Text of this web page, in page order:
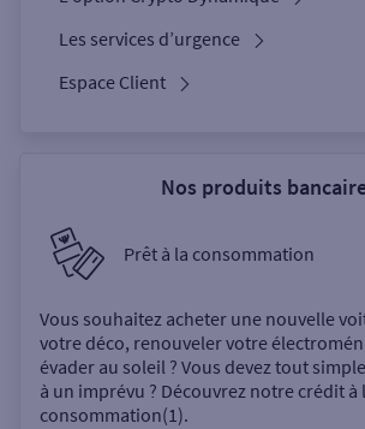
Les services d’urgence
Espace Client
Nos produits
Prêt à la consommation
Vous souhaitez acheter une nouvelle
votre déco, renouveler votre
évader au soleil ? Vous devez tout
à un imprévu ? Découvrez notre crédit à
consommation(1).